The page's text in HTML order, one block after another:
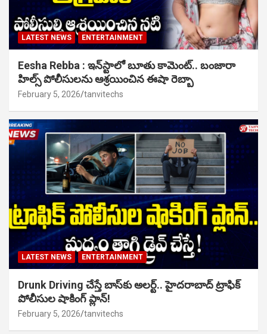
LATEST NEWS ENTERTAINMENT
Eesha Rebba : ఇన్‌స్టాలో బూతు కామెంట్.. బంజారా
హిల్స్ పోలీసులను ఆశ్రయించిన ఈషా రెబ్బా
February 5, 2026 tanvitechs
LATEST NEWS ENTERTAINMENT
Drunk Driving చేస్తే బాస్‌కు అలర్ట్.. హైదరాబాద్ ట్రాఫిక్
పోలీసుల షాకింగ్ ప్లాన్!
February 5, 2026 tanvitechs